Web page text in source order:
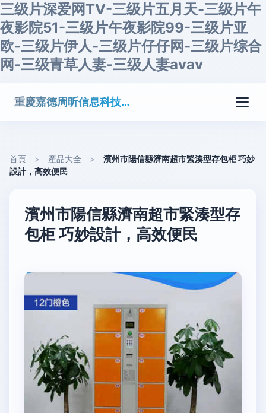
三级片深爱网TV-三级片五月天-三级片午
夜影院51-三级片午夜影院99-三级片亚
欧-三级片伊人-三级片仔仔网-三级片综合
网-三级青草人妻-三级人妻avav
重慶嘉德周昕信息科技有限公司
首頁 > 產品大全 >
濱州市陽信縣濟南超市緊湊型存包柜 巧妙
設計，高效便民
濱州市陽信縣濟南超市緊湊型存
包柜 巧妙設計，高效便民